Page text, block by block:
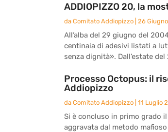
ADDIOPIZZO 20, la
da Comitato Addiopizzo 26
All’alba del 29 giugno del
centinaia di adesivi listati a
senza dignità». Dall’estate
Processo Octopus: il
Addiopizzo
da Comitato Addiopizzo 11 Luglio
Si è concluso in primo grado
aggravata dal metodo